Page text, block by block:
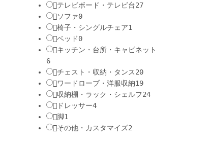
テレビボード・テレビ台27
ソファ0
椅子・シングルチェア1
ベッド0
キッチン・台所・キャビネット
6
チェスト・収納・タンス20
ワードローブ・洋服収納19
収納棚・ラック・シェルフ24
ドレッサー4
脚1
その他・カスタマイズ2